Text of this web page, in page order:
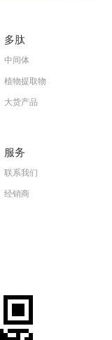
多肽
中间体
植物提取物
大货产品
服务
联系我们
经销商